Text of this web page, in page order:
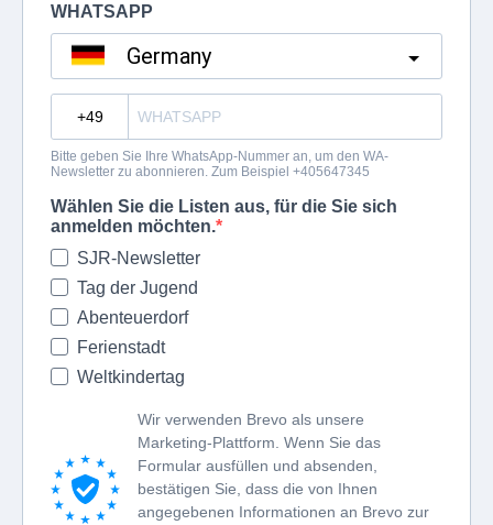
WHATSAPP
Germany
Bitte geben Sie Ihre WhatsApp-Nummer an, um den WA-
Newsletter zu abonnieren. Zum Beispiel +405647345
Wählen Sie die Listen aus, für die Sie sich
anmelden möchten.
SJR-Newsletter
Tag der Jugend
Abenteuerdorf
Ferienstadt
Weltkindertag
Wir verwenden Brevo als unsere
Marketing-Plattform. Wenn Sie das
Formular ausfüllen und absenden,
bestätigen Sie, dass die von Ihnen
angegebenen Informationen an Brevo zur